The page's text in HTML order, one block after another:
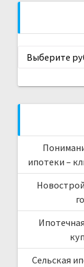
Рубрики
ипотеки –
Сельская